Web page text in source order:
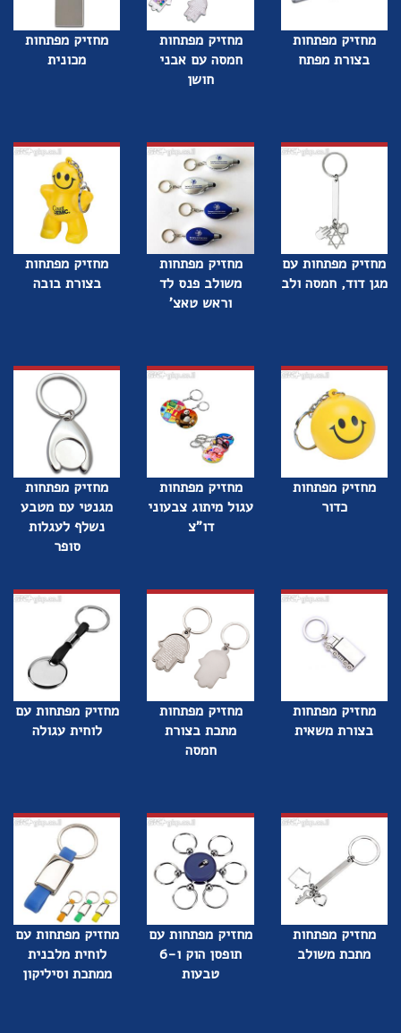
מחזיק מפתחות
בצורת מפתח
מחזיק מפתחות
חמסה עם אבני
חושן
מחזיק מפתחות
מכונית
מחזיק מפתחות עם
מגן דוד, חמסה ולב
מחזיק מפתחות
משולב פנס לד
וראש טאצ'
מחזיק מפתחות
בצורת בובה
מחזיק מפתחות
כדור
מחזיק מפתחות
עגול מיתוג צבעוני
דו"צ
מחזיק מפתחות
מגנטי עם מטבע
נשלף לעגלות
סופר
מחזיק מפתחות
בצורת משאית
מחזיק מפתחות
מתכת בצורת
חמסה
מחזיק מפתחות עם
לוחית עגולה
מחזיק מפתחות
מתכת משולב
מחזיק מפתחות עם
תופסן הוק ו-6
טבעות
מחזיק מפתחות עם
לוחית מלבנית
ממתכת וסיליקון